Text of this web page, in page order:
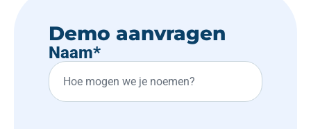
Demo aanvragen
Naam*